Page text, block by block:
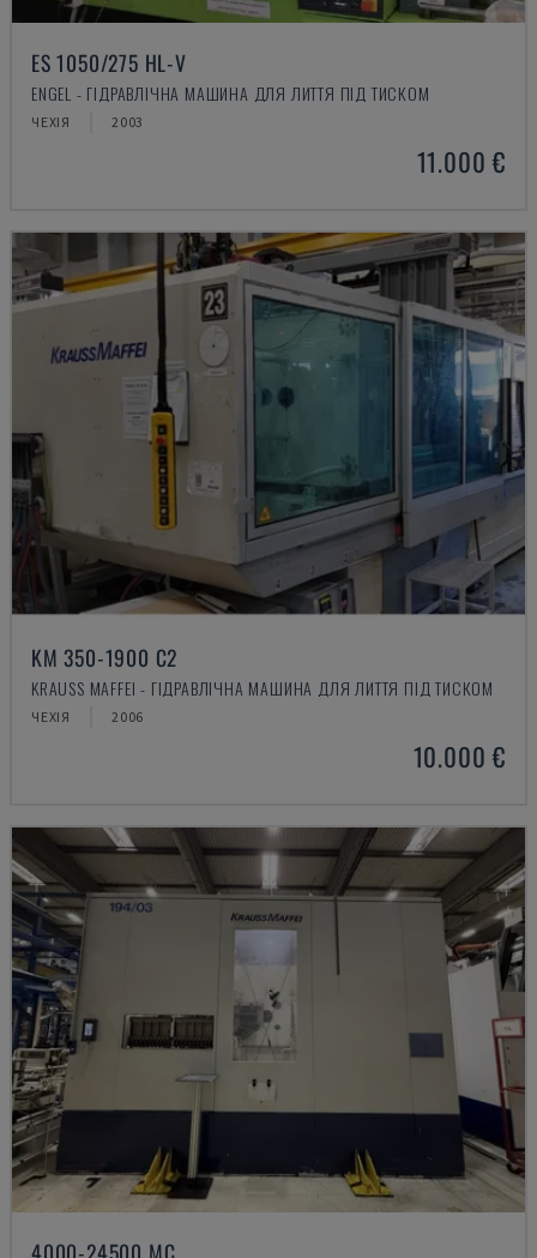
ES 1050/275 HL-V
ENGEL - ГІДРАВЛІЧНА МАШИНА ДЛЯ ЛИТТЯ ПІД ТИСКОМ
ЧЕХІЯ 2003
11.000 €
KM 350-1900 C2
KRAUSS MAFFEI - ГІДРАВЛІЧНА МАШИНА ДЛЯ ЛИТТЯ ПІД ТИСКОМ
ЧЕХІЯ 2006
10.000 €